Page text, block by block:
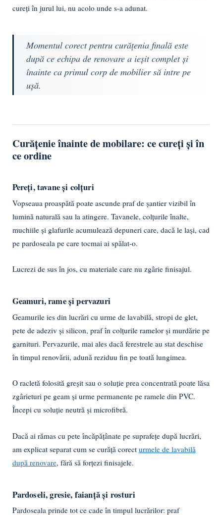
cureți în jurul lui, nu acolo unde s-a adunat.
Momentul corect pentru curățenia finală este
după ce echipa de renovare a ieșit complet și
înainte ca primul corp de mobilier să intre pe
ușă.
Curățenie înainte de mobilare: ce cureți și în
ce ordine
Pereți, tavane și colțuri
Vopseaua proaspătă poate ascunde praf de șantier vizibil în
lumină naturală sau la atingere. Tavanele, colțurile înalte,
muchiile și glafurile acumulează depuneri care, dacă le lași, cad
pe pardoseala pe care tocmai ai spălat-o.
Lucrezi de sus în jos, cu materiale care nu zgârie finisajul.
Geamuri, rame și pervazuri
Geamurile ies din lucrări cu urme de lavabilă, stropi de glet,
pete de adeziv și silicon, praf în colțurile ramelor și murdărie pe
garnituri. Pervazurile, mai ales dacă ferestrele au stat deschise
în timpul renovării, adună reziduu fin pe toată lungimea.
O racletă folosită greșit sau o soluție prea concentrată poate lăsa
zgârieturi pe geam și urme permanente pe ramele din PVC.
Începi cu soluție neutră și microfibră.
Dacă ai rămas cu pete încăpățânate pe suprafețe după lucrări,
am explicat separat cum se curăță corect urmele de lavabilă
după renovare, fără să forțezi finisajele.
Pardoseli, gresie, faianță și rosturi
Pardoseala prinde tot ce cade în timpul lucrărilor: praf